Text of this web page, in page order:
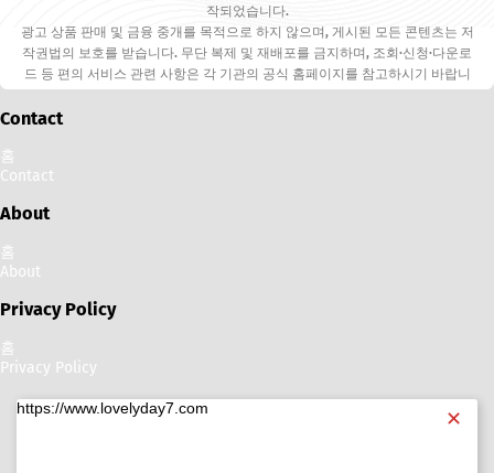
작되었습니다.
광고 상품 판매 및 금융 중개를 목적으로 하지 않으며, 게시된 모든 콘텐츠는 저
작권법의 보호를 받습니다. 무단 복제 및 재배포를 금지하며, 조회·신청·다운로
드 등 편의 서비스 관련 사항은 각 기관의 공식 홈페이지를 참고하시기 바랍니
Contact
홈
Contact
About
홈
About
Privacy Policy
홈
Privacy Policy
✕
https://www.lovelyday7.com